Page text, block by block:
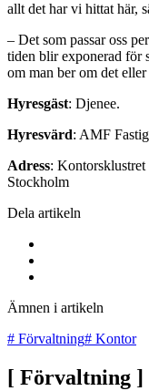
allt det har vi hittat här,
– Det som passar oss
tiden blir exponerad för
om man ber om det eller
Hyresgäst: Djenee.
Hyresvärd: AMF
Adress:
Stockholm
Dela artikeln
Ämnen i artikeln
# Förvaltning# Kontor
[ Förvaltning ]